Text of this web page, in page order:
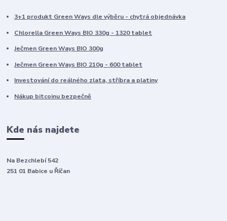
3+1 produkt Green Ways dle výběru - chytrá objednávka
Chlorella Green Ways BIO 330g - 1320 tablet
Ječmen Green Ways BIO 300g
Ječmen Green Ways BIO 210g - 600 tablet
Investování do reálného zlata, stříbra a platiny
Nákup bitcoinu bezpečně
Kde nás najdete
Na Bezchlebí 542
251 01 Babice u Říčan